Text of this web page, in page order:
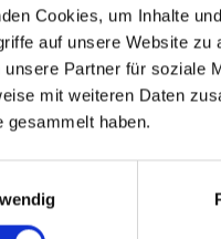
Cookies, um Inhalte
auf unsere Website
unsere Partner für soziale
mit weiteren Daten
gesammelt haben.